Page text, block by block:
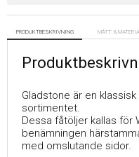
PRODUKTBESKRIVNING MÅTT &
Gladstone är en
sortimentet.
Dessa fåtöljer kallas för
benämningen
med omslutande sidor.